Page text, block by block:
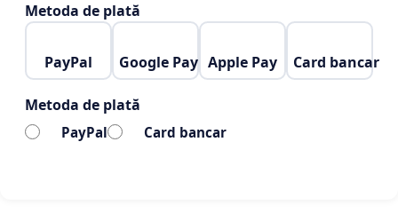
Metoda de plată
PayPal Google Pay Apple Pay Card bancar
Metoda de plată
PayPal Card bancar